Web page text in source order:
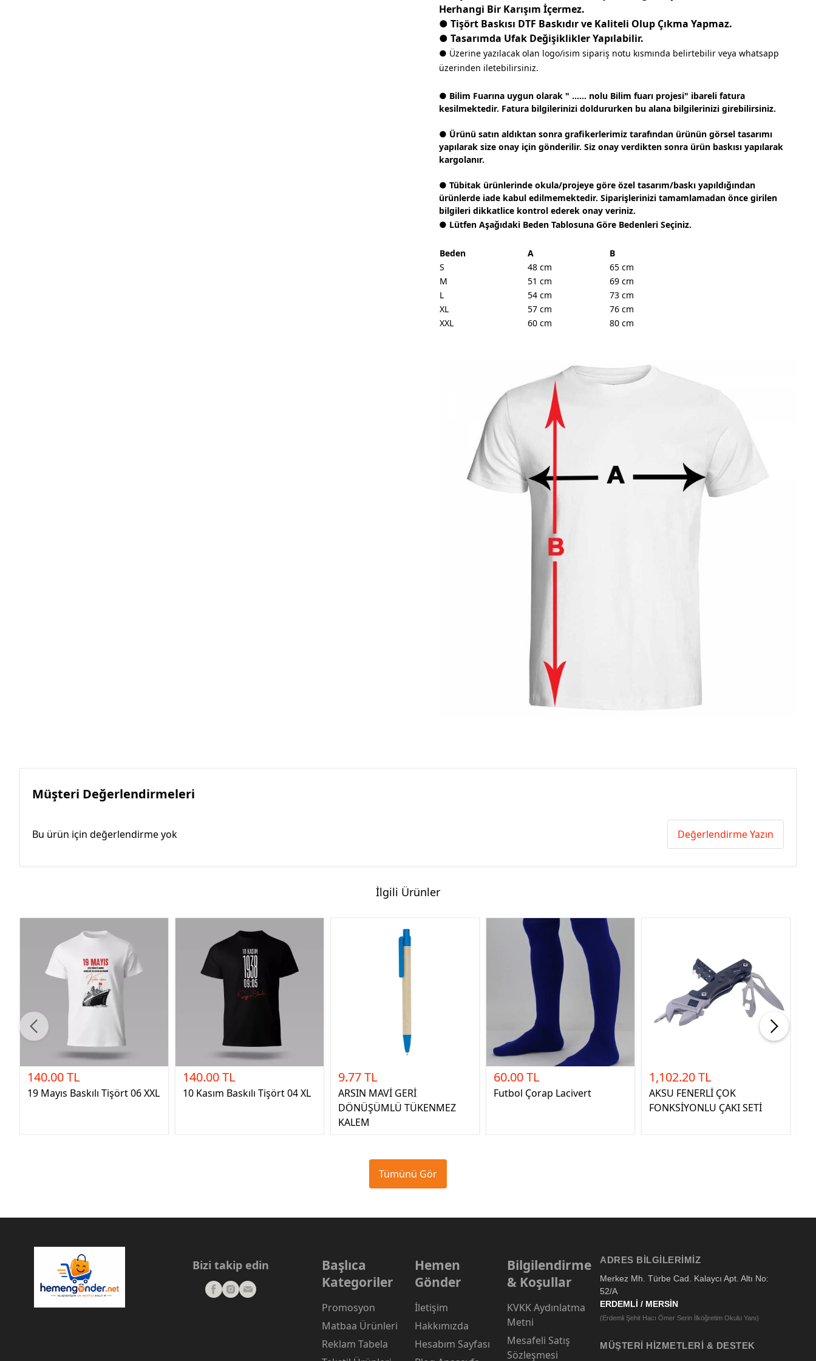
Herhangi Bir Karışım İçermez.
● Tişört Baskısı DTF Baskıdır ve Kaliteli Olup Çıkma Yapmaz.
● Tasarımda Ufak Değişiklikler Yapılabilir.
● Üzerine yazılacak olan logo/isim sipariş notu kısmında belirtebilir veya whatsapp
üzerinden iletebilirsiniz.
● Bilim Fuarına uygun olarak " ...... nolu Bilim fuarı projesi" ibareli fatura
kesilmektedir. Fatura bilgilerinizi doldururken bu alana bilgilerinizi girebilirsiniz.
● Ürünü satın aldıktan sonra grafikerlerimiz tarafından ürünün görsel tasarımı
yapılarak size onay için gönderilir. Siz onay verdikten sonra ürün baskısı yapılarak
kargolanır.
● Tübitak ürünlerinde okula/projeye göre özel tasarım/baskı yapıldığından
ürünlerde iade kabul edilmemektedir. Siparişlerinizi tamamlamadan önce girilen
bilgileri dikkatlice kontrol ederek onay veriniz.
● Lütfen Aşağıdaki Beden Tablosuna Göre Bedenleri Seçiniz.
Beden A
B
S
48 cm
65 cm
M
51 cm
69 cm
L
54 cm
73 cm
XL
57 cm
76 cm
XXL
60 cm 80 cm
Müşteri Değerlendirmeleri
Bu ürün için değerlendirme yok Değerlendirme Yazın
İlgili Ürünler
140.00 TL
19 Mayıs Baskılı Tişört 06 XXL
140.00 TL
10 Kasım Baskılı Tişört 04 XL
9.77 TL
ARSIN MAVİ GERİ
DÖNÜŞÜMLÜ TÜKENMEZ
KALEM
60.00 TL
Futbol Çorap Lacivert
1,102.20 TL
AKSU FENERLİ ÇOK
FONKSİYONLU ÇAKI SETİ
Tümünü Gör
Bizi takip edin
Başlıca
Kategoriler
Promosyon
Matbaa Ürünleri
Reklam Tabela
Hemen
Gönder
İletişim
Hakkımızda
Hesabım Sayfası
Bilgilendirme
& Koşullar
KVKK Aydınlatma
Metni
Mesafeli Satış
Sözleşmesi
ADRES BILGILERIMIZ
Merkez Mh. Türbe Cad. Kalaycı Apt. Altı No:
52/A
ERDEMLİ / MERSİN
(Erdemli Şehit Hacı Ömer Serin İlköğretim Okulu Yanı)
MÜŞTERI HIZMETLERI & DESTEK